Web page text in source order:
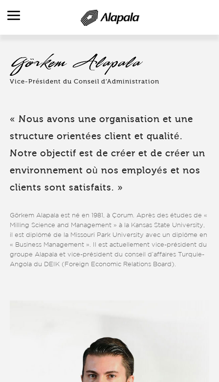
VUE D’ENSEMBLE
SECTEURS D’ACTIVITÉS
PRODUCTION & SERVICES
RH
CONTACT
Vice-Président du Conseil d’Administration
« Nous avons une organisation et une
structure orientées client et qualité.
Notre objectif est de créer et de créer un
environnement où nos employés et nos
clients sont satisfaits. »
Görkem Alapala est né en 1981, à Çorum. Après des études de «
Milling Science and Management » à la Kansas State University,
il est diplômé de la Missouri Park University avec un diplôme en
« Business Management ». Il est actuellement vice-président du
groupe Alapala et vice-président du conseil d’affaires Turquie-
Angola du DEIK (Foreign Economic Relations Board).